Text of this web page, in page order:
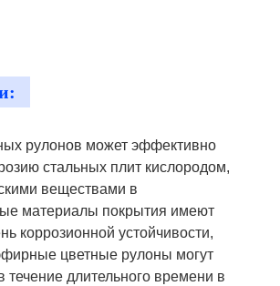
рулонов может эффективно
стальных плит кислородом,
веществами в
материалы покрытия имеют
коррозионной устойчивости,
цветные рулоны могут
течение длительного времени в